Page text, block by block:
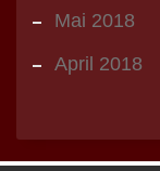
Mai 2018
April 2018